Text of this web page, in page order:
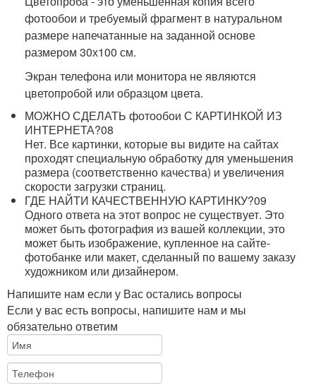
фотообои и требуемый фрагмент в натуральном
размере напечатанные на заданной основе
размером 30х100 см.
Экран телефона или монитора не являются
цветопробой или образцом цвета.
МОЖНО СДЕЛАТЬ фотообои С КАРТИНКОЙ ИЗ
ИНТЕРНЕТА?08
Нет. Все картинки, которые вы видите на сайтах
проходят специальную обработку для уменьшения
размера (соответственно качества) и увеличения
скорости загрузки страниц.
ГДЕ НАЙТИ КАЧЕСТВЕННУЮ КАРТИНКУ?09
Одного ответа на этот вопрос не существует. Это
может быть фотография из вашей коллекции, это
может быть изображение, купленное на сайте-
фотобанке или макет, сделанный по вашему заказу
художником или дизайнером.
Напишите нам если у Вас остались вопросы
Если у вас есть вопросы, напишите нам и мы
обязательно ответим